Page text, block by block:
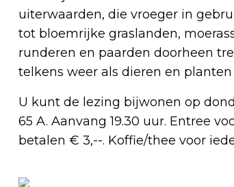
uiterwaarden, die vroeger in
tot bloemrijke graslanden,
runderen en paarden doorheen
telkens weer als dieren en
U kunt de lezing bijwonen op
65 A. Aanvang 19.30 uur. Entree
betalen € 3,--. Koffie/thee voor